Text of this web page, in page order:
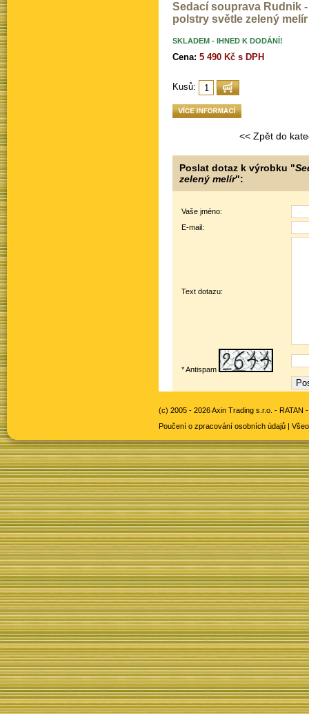
Sedací souprava Rudnik -
polstry světle zelený melír
SKLADEM - IHNED K DODÁNÍ!
Cena: 5 490 Kč s DPH
Kusů:
<< Zpět do
Poslat dotaz k výrobku "
zelený melír":
Vaše jméno:
E-mail:
Text dotazu:
* Antispam
(c) 2005 - 2026 Axin Trading s.r.o. - RATAN
Poučení o zpracování osobních údajů |